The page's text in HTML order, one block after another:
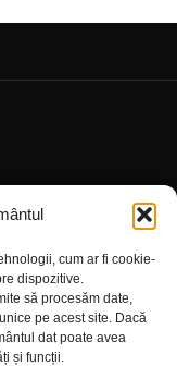
cum ar fi cookie-
dispozitive.
să procesăm date,
pe acest site. Dacă
dat poate avea
și funcții.